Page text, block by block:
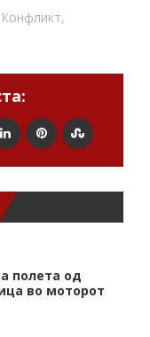
Конфликт,
полета од
во моторот